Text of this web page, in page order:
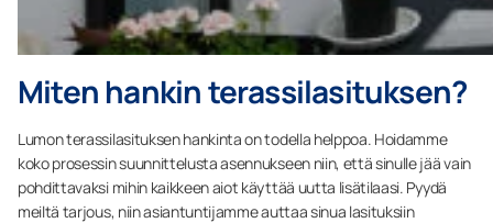
Miten hankin terassilasituksen?
Lumon terassilasituksen hankinta on todella helppoa. Hoidamme
koko prosessin suunnittelusta asennukseen niin, että sinulle jää vain
pohdittavaksi mihin kaikkeen aiot käyttää uutta lisätilaasi. Pyydä
meiltä tarjous, niin asiantuntijamme auttaa sinua lasituksiin